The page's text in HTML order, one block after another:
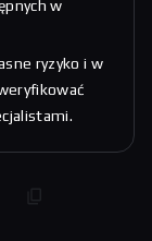
w
ryzyko i w